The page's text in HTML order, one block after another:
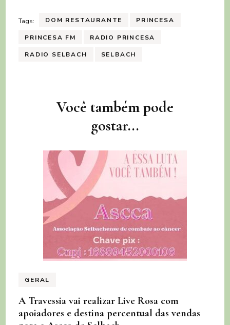
Tags: DOM RESTAURANTE PRINCESA
PRINCESA FM RADIO PRINCESA
RADIO SELBACH SELBACH
NavegaçãoVocê também pode
gostar...
GERAL
A Travessia vai realizar Live Rosa com
apoiadores e destina percentual das vendas